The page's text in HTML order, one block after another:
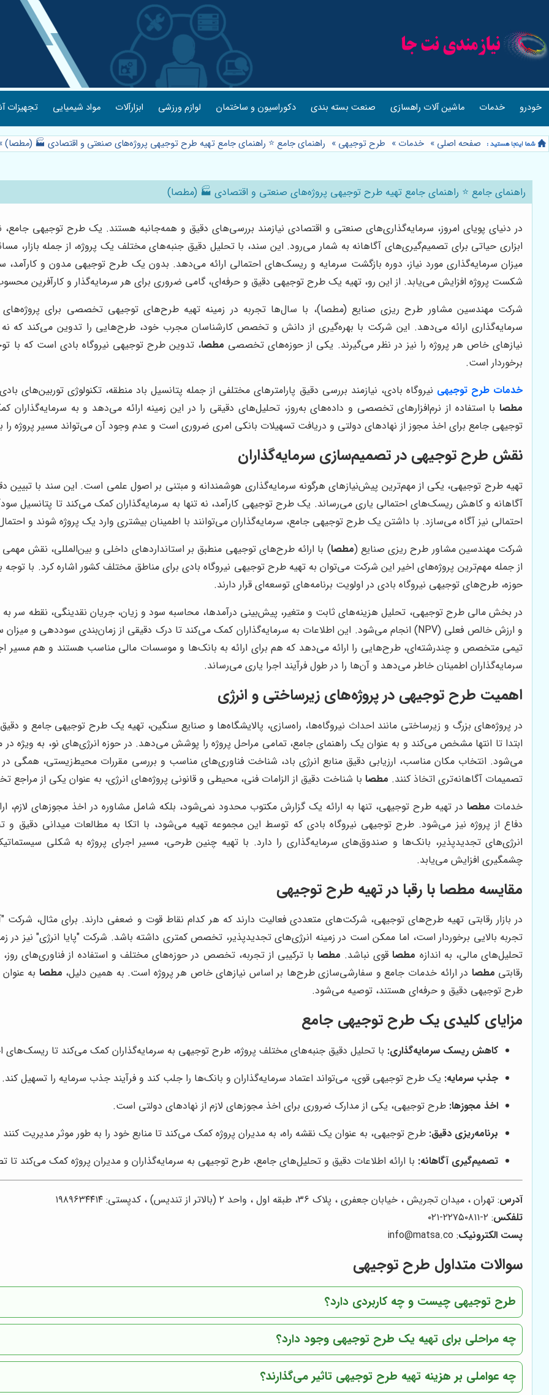
خودرو خدمات ماشین آلات راهسازی صنعت بسته بندی دکوراسیون و ساختمان لوازم ورزشی ابزارآلات مواد شیمیایی تجهیزات
صفحه اصلی » خدمات » طرح توجیهی » راهنمای جامع ⭐️ راهنمای جامع تهیه طرح توجیهی پروژه‌های صنعتی و اقتصادی 🏭 (مطصا)
راهنمای جامع ⭐️ راهنمای جامع تهیه طرح توجیهی پروژه‌های صنعتی و اقتصادی 🏭 (مطصا)
در دنیای پویای امروز، سرمایه‌گذاری‌های صنعتی و اقتصادی نیازمند بررسی‌های دقیق و همه‌جانبه هستند. یک طرح توجیهی
ابزاری حیاتی برای تصمیم‌گیری‌های آگاهانه به شمار می‌رود. این سند، با تحلیل دقیق جنبه‌های مختلف یک پروژه، از جمله بازار،
میزان سرمایه‌گذاری مورد نیاز، دوره بازگشت سرمایه و ریسک‌های احتمالی ارائه می‌دهد. بدون یک طرح توجیهی مدون و کارآمد،
شکست پروژه افزایش می‌یابد. از این رو، تهیه یک طرح توجیهی دقیق و حرفه‌ای، گامی ضروری برای هر سرمایه‌گذار و کارآفرین
شرکت مهندسین مشاور طرح ریزی صنایع (مطصا)، با سال‌ها تجربه در زمینه تهیه طرح‌های توجیهی تخصصی برای
سرمایه‌گذاری ارائه می‌دهد. این شرکت با بهره‌گیری از دانش و تخصص کارشناسان مجرب خود، طرح‌هایی را تدوین می‌کند که نه
نیازهای خاص هر پروژه را نیز در نظر می‌گیرند. یکی از حوزه‌های تخصصی مطصا، تدوین طرح توجیهی نیروگاه بادی است که با
برخوردار است.
خدمات طرح توجیهی نیروگاه بادی، نیازمند بررسی دقیق پارامترهای مختلفی از جمله پتانسیل باد منطقه، تکنولوژی توربین‌های
مطصابا استفاده از نرم‌افزارهای تخصصی و داده‌های به‌روز، تحلیل‌های دقیقی را در این زمینه ارائه می‌دهد و به
توجیهی جامع برای اخذ مجوز از نهادهای دولتی و دریافت تسهیلات بانکی امری ضروری است و عدم وجود آن می‌تواند مسیر پروژه را
نقش طرح توجیهی در تصمیم‌سازی سرمایه‌گذاران
تهیه طرح توجیهی، یکی از مهم‌ترین پیش‌نیازهای هرگونه سرمایه‌گذاری هوشمندانه و مبتنی بر اصول علمی است. این سند با تبیین
آگاهانه و کاهش ریسک‌های احتمالی یاری می‌رساند. یک طرح توجیهی کارآمد، نه تنها به سرمایه‌گذاران کمک می‌کند تا پتانسیل
احتمالی نیز آگاه می‌سازد. با داشتن یک طرح توجیهی جامع، سرمایه‌گذاران می‌توانند با اطمینان بیشتری وارد یک پروژه شوند و
شرکت مهندسین مشاور طرح ریزی صنایع (مطصا) با ارائه طرح‌های توجیهی منطبق بر استانداردهای داخلی و بین‌المللی، نقش
از جمله مهم‌ترین پروژه‌های اخیر این شرکت می‌توان به تهیه طرح توجیهی نیروگاه بادی برای مناطق مختلف کشور اشاره کرد. با
حوزه، طرح‌های توجیهی نیروگاه بادی در اولویت برنامه‌های توسعه‌ای قرار دارند.
و ارزش خالص فعلی (NPV) انجام می‌شود. این اطلاعات به سرمایه‌گذاران کمک می‌کند تا درک دقیقی از زمان‌بندی سوددهی و میزان سرمایه مورد نیاز برای پروژه به دست آورند.
تیمی متخصص و چندرشته‌ای، طرح‌هایی را ارائه می‌دهد که هم برای ارائه به بانک‌ها و موسسات مالی مناسب هستند و هم مسیر
سرمایه‌گذاران اطمینان خاطر می‌دهد و آن‌ها را در طول فرآیند اجرا یاری می‌رساند.
اهمیت طرح توجیهی در پروژه‌های زیرساختی و انرژی
در پروژه‌های بزرگ و زیرساختی مانند احداث نیروگاه‌ها، راه‌سازی، پالایشگاه‌ها و صنایع سنگین، تهیه یک طرح توجیهی جامع و
ابتدا تا انتها مشخص می‌کند و به عنوان یک راهنمای جامع، تمامی مراحل پروژه را پوشش می‌دهد. در حوزه انرژی‌های نو، به ویژه در
می‌شود. انتخاب مکان مناسب، ارزیابی دقیق منابع انرژی باد، شناخت فناوری‌های مناسب و بررسی مقررات محیط‌زیستی، همگی
تصمیمات آگاهانه‌تری اتخاذ کنند. مطصابا شناخت دقیق از الزامات فنی، محیطی و قانونی پروژه‌های انرژی، به عنوان یکی از
خدمات مطصادر تهیه طرح توجیهی، تنها به ارائه یک گزارش مکتوب محدود نمی‌شود، بلکه شامل مشاوره در اخذ مجوزهای لازم،
دفاع از پروژه نیز می‌شود. طرح توجیهی نیروگاه بادی که توسط این مجموعه تهیه می‌شود، با اتکا به مطالعات میدانی دقیق و
انرژی‌های تجدیدپذیر، بانک‌ها و صندوق‌های سرمایه‌گذاری را دارد. با تهیه چنین طرحی، مسیر اجرای پروژه به شکلی
چشمگیری افزایش می‌یابد.
مقایسه مطصا با رقبا در تهیه طرح توجیهی
در بازار رقابتی تهیه طرح‌های توجیهی، شرکت‌های متعددی فعالیت دارند که هر کدام نقاط قوت و ضعفی دارند. برای مثال، شرکت
تجربه بالایی برخوردار است، اما ممکن است در زمینه انرژی‌های تجدیدپذیر، تخصص کمتری داشته باشد. شرکت "پایا انرژی" نیز در
تحلیل‌های مالی، به اندازه مطصاقوی نباشد. مطصا با ترکیبی از تجربه، تخصص در حوزه‌های مختلف و استفاده از فناوری‌های
رقابتی مطصا در ارائه خدمات جامع و سفارشی‌سازی طرح‌ها بر اساس نیازهای خاص هر پروژه است. به همین دلیل، مطصا به
طرح توجیهی دقیق و حرفه‌ای هستند، توصیه می‌شود.
مزایای کلیدی یک طرح توجیهی جامع
کاهش ریسک سرمایه‌گذاری: با تحلیل دقیق جنبه‌های مختلف پروژه، طرح توجیهی به سرمایه‌گذاران کمک می‌کند تا ریسک‌های
جذب سرمایه: یک طرح توجیهی قوی، می‌تواند اعتماد سرمایه‌گذاران و بانک‌ها را جلب کند و فرآیند جذب سرمایه را تسهیل کند.
اخذ مجوزها: طرح توجیهی، یکی از مدارک ضروری برای اخذ مجوزهای لازم از نهادهای دولتی است.
برنامه‌ریزی دقیق: طرح توجیهی، به عنوان یک نقشه راه، به مدیران پروژه کمک می‌کند تا منابع خود را به طور موثر مدیریت
تصمیم‌گیری آگاهانه: با ارائه اطلاعات دقیق و تحلیل‌های جامع، طرح توجیهی به سرمایه‌گذاران و مدیران پروژه کمک می‌کند تا
آدرس: تهران ، میدان تجریش ، خیابان جعفری ، پلاک ۳۶، طبقه اول ، واحد ۲ (بالاتر از تندیس) ، کدپستی: ۱۹۸۹۶۳۴۴۱۴
تلفکس: ۲-۲۲۷۵۰۸۱۱-۰۲۱
پست الکترونیک: info@matsa.co
سوالات متداول طرح توجیهی
طرح توجیهی چیست و چه کاربردی دارد؟
چه مراحلی برای تهیه یک طرح توجیهی وجود دارد؟
چه عواملی بر هزینه تهیه طرح توجیهی تاثیر می‌گذارند؟